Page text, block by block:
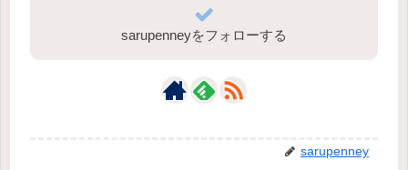
sarupenneyをフォローする
sarupenney